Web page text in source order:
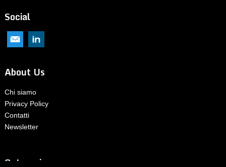
Social
About Us
Chi siamo
Privacy Policy
Contatti
Newsletter
Categorie